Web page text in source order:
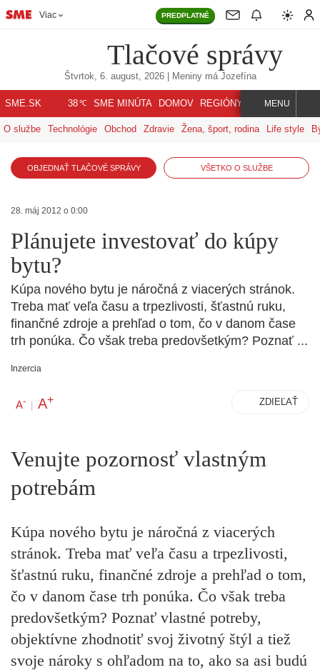
Viac PREDPLATNÉ
Tlačové správy
Štvrtok, 6. august, 2026| Meniny má Jozefína
SME.SK 38℃ SME MINÚTA DOMOV REGIÓNY INDEX SVET
MENU
O službe Technológie Obchod Zdravie Žena, šport, rodina Life style
OBJEDNAŤ TLAČOVÉ SPRÁVY VŠETKO O SLUŽBE
28. máj 2012 o 0:00
Plánujete investovať do kúpy
bytu?
Kúpa nového bytu je náročná z viacerých stránok.
Treba mať veľa času a trpezlivosti, šťastnú ruku,
finančné zdroje a prehľad o tom, čo v danom čase
trh ponúka. Čo však treba predovšetkým? Poznať ...
Inzercia
A- | A+ ZDIEĽAŤ
Venujte pozornosť vlastným
potrebám
Kúpa nového bytu je náročná z viacerých
stránok. Treba mať veľa času a trpezlivosti,
šťastnú ruku, finančné zdroje a prehľad o tom,
čo v danom čase trh ponúka. Čo však treba
predovšetkým? Poznať vlastné potreby,
objektívne zhodnotiť svoj životný štýl a tiež
svoje nároky s ohľadom na to, ako sa asi budú